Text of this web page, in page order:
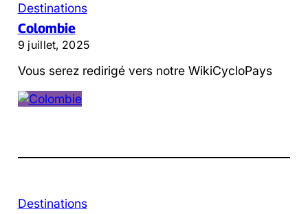
Destinations
Colombie
9 juillet, 2025
Vous serez redirigé vers notre WikiCycloPays
Destinations